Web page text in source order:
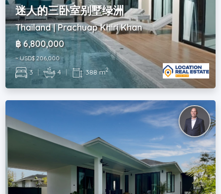
迷人的三卧室别墅绿洲
Thailand | Prachuap Khiri Khan
฿ 6,800,000
~ USD$ 206,000
3 | 4 | 388 m2